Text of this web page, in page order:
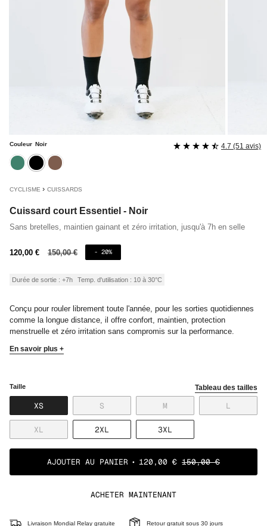
CYCLISME › CUISSARDS
Cuissard court Essentiel - Noir
Sans bretelles, maintien gainant et zéro irritation, jusqu'à 7h en selle
4.7 (51 avis)
Prix
120,00 €
Prix
150,00 € - 20%
Durée de sortie : +7h Temp. d'utilisation : 10 à 30°C
Conçu pour rouler librement toute l'année, pour les sorties quotidiennes
comme la longue distance, il offre confort, maintien, protection
menstruelle et zéro irritation sans compromis sur la performance.
En savoir plus +
Couleur Noir
cedrenoir maron
Taille Tableau des tailles
XSVARIANTE
ÉPUISÉE
S
ÉPUISÉE
OU
NON
M
ÉPUISÉE
OU
NON
L
ÉPUISÉE
XL
ÉPUISÉE
OU
NON
2XL
ÉPUISÉE
OU
NON
3XL
ÉPUISÉE
OU
NON
AJOUTER AU PANIER 120,00 € 150,00 €
ACHETER MAINTENANT
Livraison Mondial Relay gratuite Retour gratuit sous 30 jours